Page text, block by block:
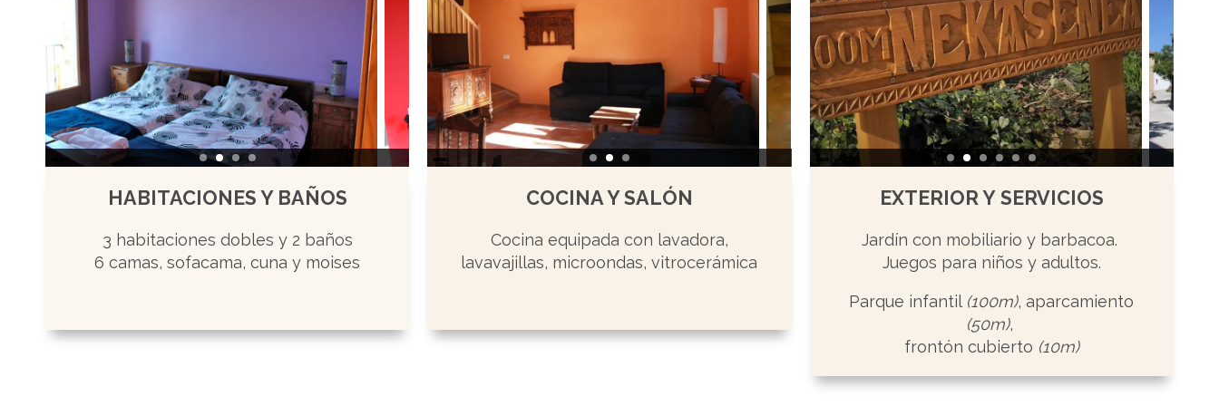
HABITACIONES Y BAÑOS
3 habitaciones dobles y 2 baños
6 camas, sofacama, cuna y moises
COCINA Y SALÓN
Cocina equipada con lavadora,
lavavajillas, microondas, vitrocerámica
EXTERIOR Y SERVICIOS
Jardín con mobiliario y barbacoa.
Juegos para niños y adultos.
Parque infantil (100m), aparcamiento
(50m),
frontón cubierto (10m)